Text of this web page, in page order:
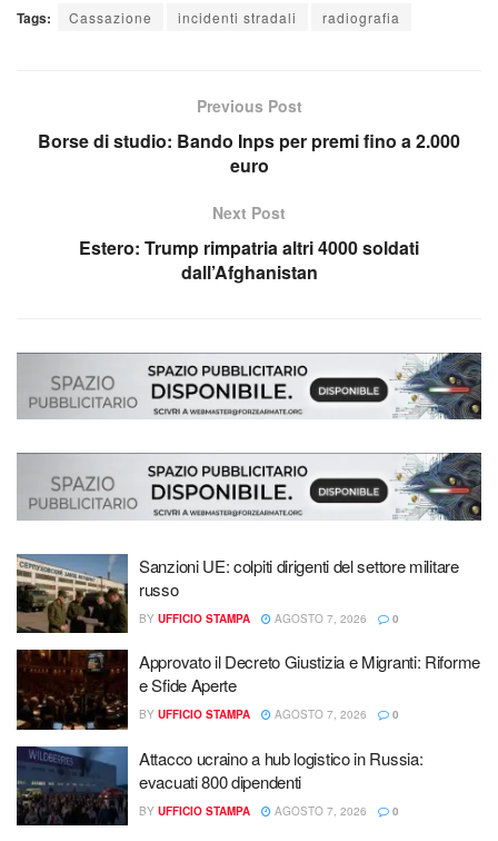
Tags: Cassazione incidenti stradali radiografia
Previous Post
Borse di studio: Bando Inps per premi fino a 2.000
euro
Next Post
Estero: Trump rimpatria altri 4000 soldati
dall’Afghanistan
Sanzioni UE: colpiti dirigenti del settore militare
russo
BY UFFICIO STAMPA AGOSTO 7, 2026 0
Approvato il Decreto Giustizia e Migranti: Riforme
e Sfide Aperte
BY UFFICIO STAMPA AGOSTO 7, 2026 0
Attacco ucraino a hub logistico in Russia:
evacuati 800 dipendenti
BY UFFICIO STAMPA AGOSTO 7, 2026 0